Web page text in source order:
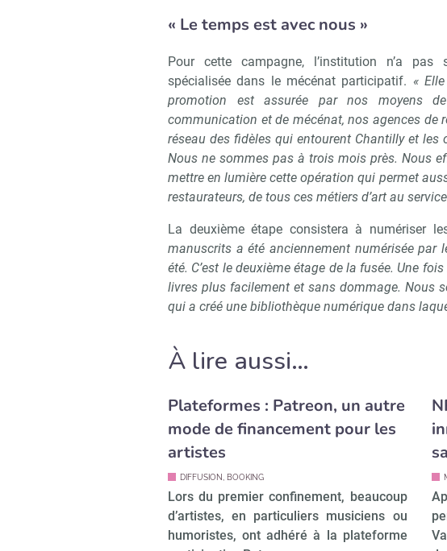
« Le temps est avec nous »
Pour cette campagne, l’institution n’a
spécialisée dans le mécénat participatif. «
promotion est assurée par nos moyens
communication et de mécénat, nos agences de
réseau des fidèles qui entourent Chantilly et les
Nous ne sommes pas à trois mois près. Nous
mettre en lumière cette opération qui permet
restaurateurs, de tous ces métiers d’art au
La deuxième étape consistera à numériser
manuscrits a été anciennement numérisée par
été. C’est le deuxième étage de la fusée. Une
livres plus facilement et sans dommage. Nous
qui a créé une bibliothèque numérique dans
À lire aussi…
Plateformes : Patreon, un autre
mode de financement pour les
artistes
DIFFUSION, BOOKING
Lors du premier confinement, beaucoup
d’artistes, en particuliers musiciens ou
humoristes, ont adhéré à la plateforme